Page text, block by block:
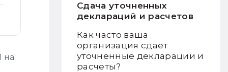
на
Сдача уточненных
деклараций и расчетов
Как часто ваша
организация сдает
уточненные декларации и
расчеты?